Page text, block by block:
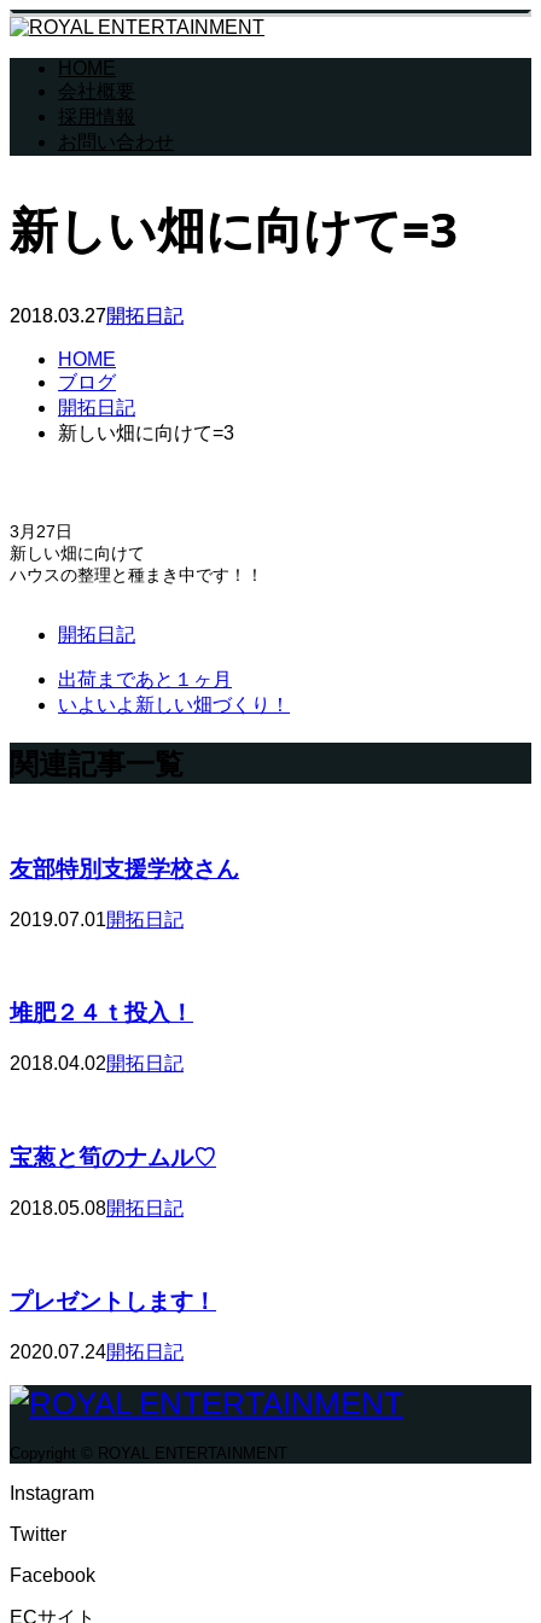
HOME
会社概要
採用情報
お問い合わせ
新しい畑に向けて=3
2018.03.27開拓日記
HOME
ブログ
開拓日記
新しい畑に向けて=3
3月27日
新しい畑に向けて
ハウスの整理と種まき中です！！
開拓日記
出荷まであと１ヶ月
いよいよ新しい畑づくり！
関連記事一覧
友部特別支援学校さん
2019.07.01開拓日記
堆肥２４ｔ投入！
2018.04.02開拓日記
宝葱と筍のナムル♡
2018.05.08開拓日記
プレゼントします！
2020.07.24開拓日記
Copyright © ROYAL ENTERTAINMENT
Instagram
Twitter
Facebook
ECサイト